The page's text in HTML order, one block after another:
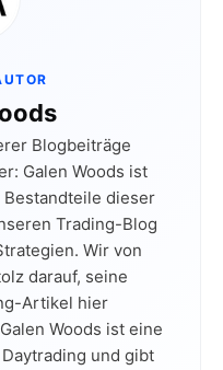
Blogbeiträge
Galen Woods ist
dieser
Trading-Blog
Wir von
darauf, seine
Artikel hier
Woods ist eine
und gibt